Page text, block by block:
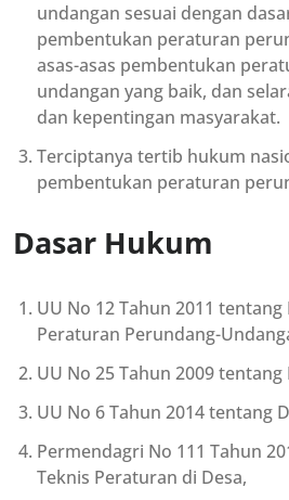
undangan sesuai dengan
pembentukan peraturan
asas-asas pembentukan
undangan yang baik, dan
dan kepentingan masyarakat.
Terciptanya tertib hukum
pembentukan peraturan
Dasar Hukum
UU No 12 Tahun 2011
Peraturan Perundang-
UU No 25 Tahun 2009
UU No 6 Tahun 2014 tentang
Permendagri No 111 Tahun
Teknis Peraturan di Desa,